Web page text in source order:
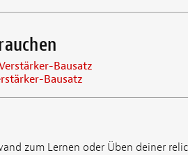
Bausatz
Bausatz
zum Lernen oder Üben deiner